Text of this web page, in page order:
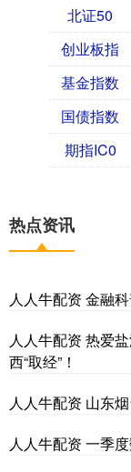
北证50
创业板指
基金指数
国债指数
期指IC0
热点资讯
人人牛配资 金融
人人牛配资 热爱
西“取经”！
人人牛配资 山东
人人牛配资 一季